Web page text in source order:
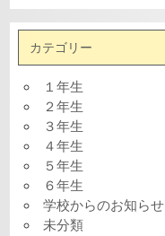
カテゴリー
１年生
２年生
３年生
４年生
５年生
６年生
学校からのお知らせ
未分類